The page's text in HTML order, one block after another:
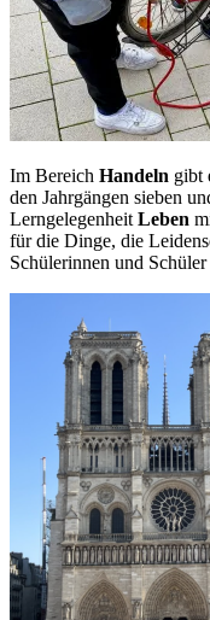
Im Bereich Handeln gibt
den Jahrgängen sieben
LerngelegenheitLeben
für die Dinge, die
Schülerinnen und